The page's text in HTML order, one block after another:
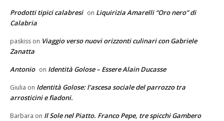
Prodotti tipici calabresi on Liquirizia Amarelli “Oro nero” di
Calabria
paskiss on Viaggio verso nuovi orizzonti culinari con Gabriele
Zanatta
Antonio on Identità Golose – Essere Alain Ducasse
Giulia on Identità Golose: l’ascesa sociale del parrozzo tra
arrosticini e fiadoni.
Barbara on Il Sole nel Piatto. Franco Pepe, tre spicchi Gambero